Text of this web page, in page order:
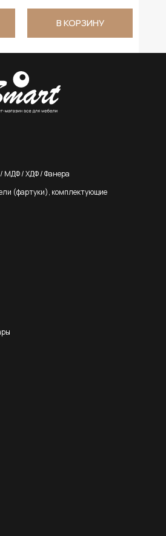
В КОРЗИНУ
МДФ / ХДФ / Фанера
(фартуки), комплектующие